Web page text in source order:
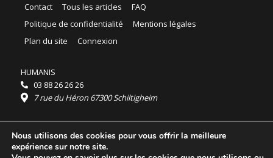
Contact Tous les articles
FAQ
Politique de confidentialité
Mentions légales
Plan du site
Connexion
HUMANIS
03 88 26 26 26
7 rue du Héron 67300 Schiltigheim
Horaires :
HUMANIS : du lundi au vendredi 9h - 18h
Ordidocaz : du lundi au vendredi 8h - 19h
Nous utilisons des cookies pour vous offrir la meilleure
expérience sur notre site.